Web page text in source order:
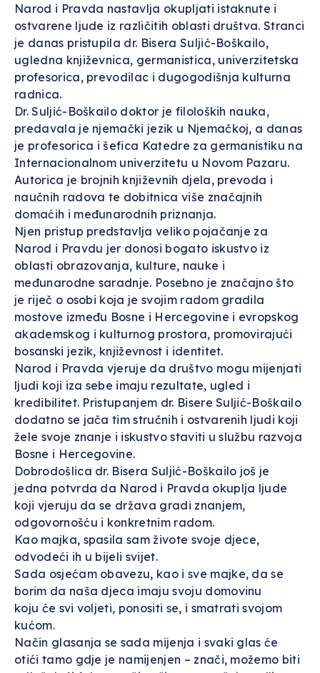
Narod i Pravda nastavlja okupljati istaknute i
ostvarene ljude iz različitih oblasti društva. Stranci
je danas pristupila dr. Bisera Suljić-Boškailo,
ugledna književnica, germanistica, univerzitetska
profesorica, prevodilac i dugogodišnja kulturna
radnica.
Dr. Suljić-Boškailo doktor je filoloških nauka,
predavala je njemački jezik u Njemačkoj, a danas
je profesorica i šefica Katedre za germanistiku na
Internacionalnom univerzitetu u Novom Pazaru.
Autorica je brojnih književnih djela, prevoda i
naučnih radova te dobitnica više značajnih
domaćih i međunarodnih priznanja.
Njen pristup predstavlja veliko pojačanje za
Narod i Pravdu jer donosi bogato iskustvo iz
oblasti obrazovanja, kulture, nauke i
međunarodne saradnje. Posebno je značajno što
je riječ o osobi koja je svojim radom gradila
mostove između Bosne i Hercegovine i evropskog
akademskog i kulturnog prostora, promovirajući
bosanski jezik, književnost i identitet.
Narod i Pravda vjeruje da društvo mogu mijenjati
ljudi koji iza sebe imaju rezultate, ugled i
kredibilitet. Pristupanjem dr. Bisere Suljić-Boškailo
dodatno se jača tim stručnih i ostvarenih ljudi koji
žele svoje znanje i iskustvo staviti u službu razvoja
Bosne i Hercegovine.
Dobrodošlica dr. Bisera Suljić-Boškailo još je
jedna potvrda da Narod i Pravda okuplja ljude
koji vjeruju da se država gradi znanjem,
odgovornošću i konkretnim radom.
Kao majka, spasila sam živote svoje djece,
odvodeći ih u bijeli svijet.
Sada osjećam obavezu, kao i sve majke, da se
borim da naša djeca imaju svoju domovinu
koju će svi voljeti, ponositi se, i smatrati svojom
kućom.
Način glasanja se sada mijenja i svaki glas će
otići tamo gdje je namijenjen – znači, možemo biti